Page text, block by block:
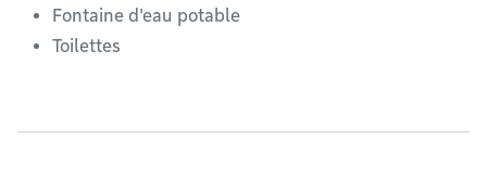
Fontaine d'eau potable
Toilettes